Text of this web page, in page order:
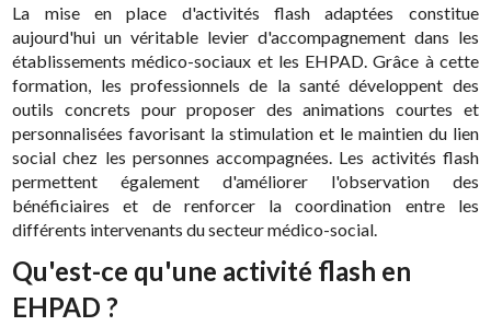
La mise en place d'activités flash adaptées constitue
aujourd'hui un véritable levier d'accompagnement dans les
établissements médico-sociaux et les EHPAD. Grâce à cette
formation, les professionnels de la santé développent des
outils concrets pour proposer des animations courtes et
personnalisées favorisant la stimulation et le maintien du lien
social chez les personnes accompagnées. Les activités flash
permettent également d'améliorer l'observation des
bénéficiaires et de renforcer la coordination entre les
différents intervenants du secteur médico-social.
Qu'est-ce qu'une activité flash en
EHPAD ?